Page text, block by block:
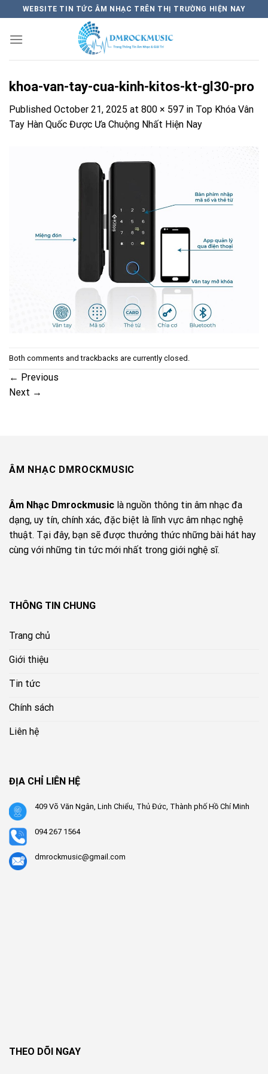
content
WEBSITE TIN TỨC ÂM NHẠC TRÊN THỊ TRƯỜNG HIỆN NAY
khoa-van-tay-cua-kinh-kitos-kt-gl30-pro
Published October 21, 2025 at 800 × 597 in Top Khóa Vân
Tay Hàn Quốc Được Ưa Chuộng Nhất Hiện Nay
Both comments and trackbacks are currently closed.
← Previous
Next →
ÂM NHẠC DMROCKMUSIC
Âm Nhạc Dmrockmusic là nguồn thông tin âm nhạc đa
dạng, uy tín, chính xác, đặc biệt là lĩnh vực âm nhạc nghệ
thuật. Tại đây, bạn sẽ được thưởng thức những bài hát hay
cùng với những tin tức mới nhất trong giới nghệ sĩ.
THÔNG TIN CHUNG
Trang chủ
Giới thiệu
Tin tức
Chính sách
Liên hệ
ĐỊA CHỈ LIÊN HỆ
409 Võ Văn Ngân, Linh Chiểu, Thủ Đức, Thành phố Hồ Chí Minh
094 267 1564
dmrockmusic@gmail.com
THEO DÕI NGAY